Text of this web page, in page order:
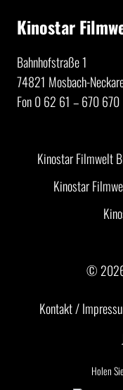
Kinostar
Bahnhofstraße 1
74821 Mosbach-
Fon 0 62 61 – 670 670
Kinostar Filmwelt
Kinostar
© 2026
Kontakt /
Holen